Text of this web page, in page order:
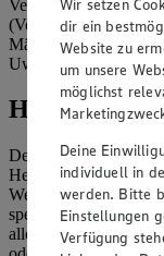
(Vorstandsmitglied),
Mäder
Uwe Kohler
Hinweise
Der Inhalt dieser
Herausgeber gewährt
Website
speichern und zu
allerdings die
Wir setzen
dir ein
Website zu
um unsere
möglichst
Deine
individuell in
werden. Bitte
Einstellungen
Verfügung